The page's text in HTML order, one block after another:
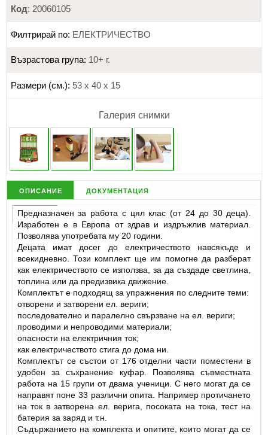
Код: 20060105
Филтрирай по: ЕЛЕКТРИЧЕСТВО
Възрастова група: 10+ г.
Размери (см.): 53 х 40 х 15
Галерия снимки
описание документация
Предназначен за работа с цял клас (от 24 до 30 деца).
Изработен е в Европа от здрав и издръжлив материал.
Позволява употребата му 20 години.
Децата имат досег до електричеството навсякъде и
всекидневно. Този комплект ще им помогне да разберат
как електричеството се използва, за да създаде светлина,
топлина или да предизвика движение.
Комплектът е подходящ за упражнения по следните теми:
отворени и затворени ел. вериги;
последователно и паралелно свързване на ел. вериги;
проводими и непроводими материали;
опасности на електричния ток;
как електричеството стига до дома ни.
Комплектът се състои от 176 отделни части поместени в
удобен за съхранение куфар. Позволява съвместната
работа на 15 групи от двама ученици. С него могат да се
направят поне 33 различни опита. Например протичането
на ток в затворена ел. верига, посоката на тока, тест на
батерия за заряд и т.н.
Съдържанието на комплекта и опитите, които могат да се